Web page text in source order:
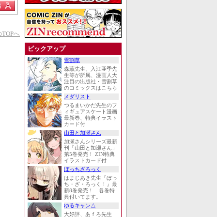
へ
ピックアップ
雪割草
森薫先生、入江亜季先
生等が所属、漫画人大
注目の出版社・雪割草
のコミックスはこちら
メダリスト
つるまいかだ先生のフ
ィギュアスケート漫画
最新巻、特典イラスト
カード付
山田と加瀬さん
加瀬さんシリーズ最新
刊「山田と加瀬さん」
第5巻発売！ ZIN特典
イラストカード付
ぼっちざろっく
はまじあき先生『ぼっ
ち・ざ・ろっく！』最
新8巻発売！ 各巻特
典付いてます。
ゆるキャン△
大好評、あｆろ先生